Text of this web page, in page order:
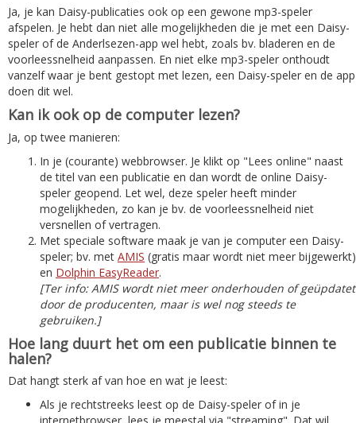
Ja, je kan Daisy-publicaties ook op een gewone mp3-speler
afspelen. Je hebt dan niet alle mogelijkheden die je met een Daisy-
speler of de Anderlsezen-app wel hebt, zoals bv. bladeren en de
voorleessnelheid aanpassen. En niet elke mp3-speler onthoudt
vanzelf waar je bent gestopt met lezen, een Daisy-speler en de app
doen dit wel.
Kan ik ook op de computer lezen?
Ja, op twee manieren:
In je (courante) webbrowser. Je klikt op "Lees online" naast
de titel van een publicatie en dan wordt de online Daisy-
speler geopend. Let wel, deze speler heeft minder
mogelijkheden, zo kan je bv. de voorleessnelheid niet
versnellen of vertragen.
Met speciale software maak je van je computer een Daisy-
speler; bv. met AMIS (gratis maar wordt niet meer bijgewerkt)
en Dolphin EasyReader.
[Ter info: AMIS wordt niet meer onderhouden of geüpdatet
door de producenten, maar is wel nog steeds te
gebruiken.]
Hoe lang duurt het om een publicatie binnen te
halen?
Dat hangt sterk af van hoe en wat je leest:
Als je rechtstreeks leest op de Daisy-speler of in je